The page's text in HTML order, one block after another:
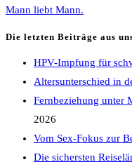
Mann liebt Mann.
Die letzten Beiträge aus
HPV-Impfung für
Altersunterschied in
Fernbeziehung unter
2026
Vom Sex-Fokus zur
Die sichersten